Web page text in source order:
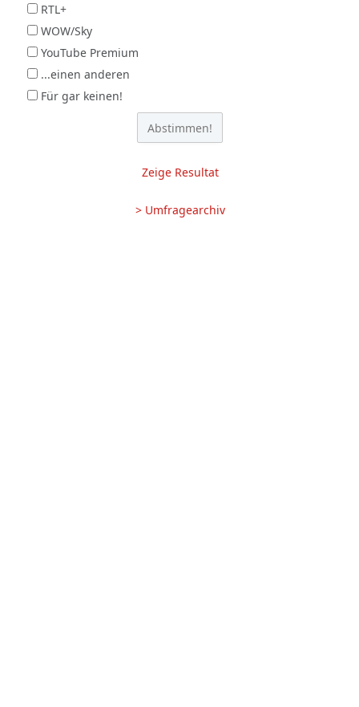
RTL+
WOW/Sky
YouTube Premium
...einen anderen
Für gar keinen!
Zeige Resultat
> Umfragearchiv